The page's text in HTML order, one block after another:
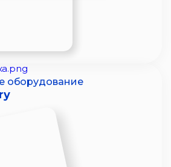
оборудование